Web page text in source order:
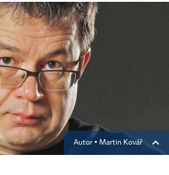
Autor ▪ Martin Kovář